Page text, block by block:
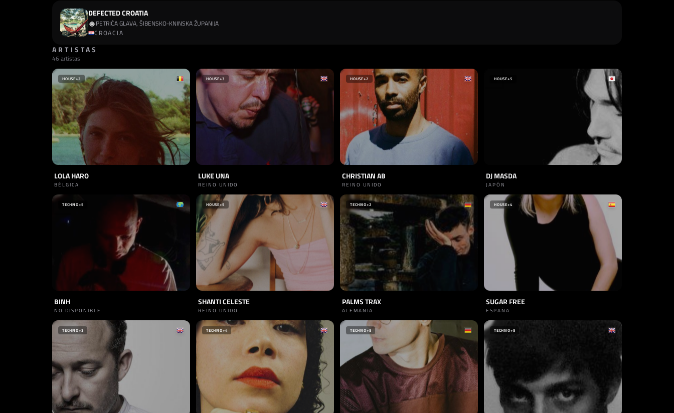
DEFECTED CROATIA
PETRIĆA GLAVA, ŠIBENSKO-KNINSKA ŽUPANIJA
CROACIA
ARTISTAS
46 artistas
HOUSE+2
LOLA HARO
BÉLGICA
HOUSE+3
LUKE UNA
REINO UNIDO
HOUSE+2
CHRISTIAN AB
REINO UNIDO
HOUSE+5
DJ MASDA
JAPÓN
TECHNO+5
BINH
NO DISPONIBLE
HOUSE+5
SHANTI CELESTE
REINO UNIDO
TECHNO+2
PALMS TRAX
ALEMANIA
HOUSE+4
SUGAR FREE
ESPAÑA
TECHNO+3 TECHNO+4 TECHNO+5 TECHNO+5